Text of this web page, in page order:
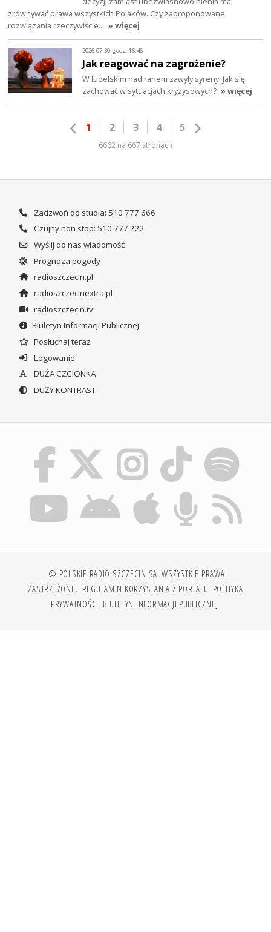
zrównywać prawa wszystkich Polaków. Czy zaproponowane
rozwiązania rzeczywiście… » więcej
2026-07-30, godz. 16:46
Jak reagować na zagrożenie?
W lubelskim nad ranem zawyły syreny. Jak się
zachować w sytuacjach kryzysowych? » więcej
1 2 3 4 5
6662 na 667 stronach
Zadzwoń do studia: 510 777 666
Czujny non stop: 510 777 222
Wyślij do nas wiadomość
Prognoza pogody
radioszczecin.pl
radioszczecinextra.pl
radioszczecin.tv
Biuletyn Informacji Publicznej
Posłuchaj teraz
Logowanie
DUŻA CZCIONKA
DUŻY KONTRAST
© POLSKIE RADIO SZCZECIN SA. WSZYSTKIE PRAWA
ZASTRZEŻONE. REGULAMIN KORZYSTANIA Z PORTALU POLITYKA
PRYWATNOŚCI BIULETYN INFORMACJI PUBLICZNEJ